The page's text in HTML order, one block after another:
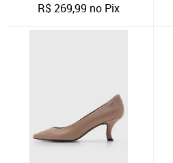
R$269,99 no Pix